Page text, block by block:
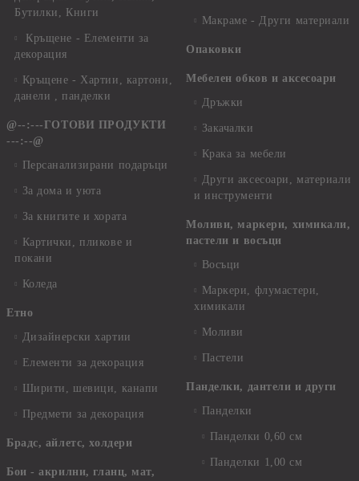
Бутилки, Книги
Кръщене - Елементи за
декорация
Кръщене - Хартии, картони,
данели , панделки
@--:---ГОТОВИ ПРОДУКТИ
---:--@
Персанализирани подаръци
За дома и уюта
За книгите и хората
Картички, пликове и
покани
Коледа
Етно
Дизайнерски хартии
Елементи за декорация
Ширити, шевици, канапи
Предмети за декорация
Брадс, айлетс, холдери
Бои - акрилни, гланц, мат,
Макраме - Други материали
Опаковки
Мебелен обков и аксесоари
Дръжки
Закачалки
Крака за мебели
Други аксесоари, материали
и инструменти
Моливи, маркери, химикали,
пастели и восъци
Восъци
Маркери, флумастери,
химикали
Моливи
Пастели
Панделки, дантели и други
Панделки
Панделки 0,60 см
Панделки 1,00 см